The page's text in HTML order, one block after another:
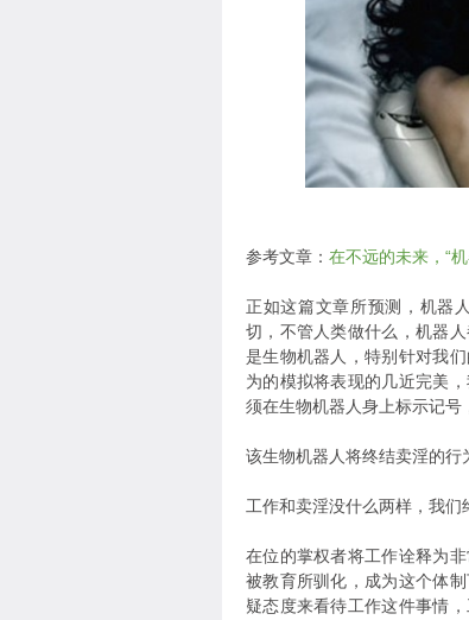
参考文章： 在不远的未来，“
正如这篇文章所预测，机器
切，不管人类做什么，机器
是生物机器人，特别针对我
为的模拟将表现的几近完美
须在生物机器人身上标示记号
该生物机器人将终结卖淫的行
工作和卖淫没什么两样，我们
在位的掌权者将工作诠释为
被教育所驯化，成为这个体
疑态度来看待工作这件事情